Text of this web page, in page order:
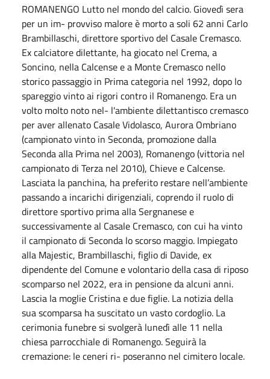
ROMANENGO Lutto nel mondo del calcio. Giovedì sera
per un im- provviso malore è morto a soli 62 anni Carlo
Brambillaschi, direttore sportivo del Casale Cremasco.
Ex calciatore dilettante, ha giocato nel Crema, a
Soncino, nella Calcense e a Monte Cremasco nello
storico passaggio in Prima categoria nel 1992, dopo lo
spareggio vinto ai rigori contro il Romanengo. Era un
volto molto noto nel- l'ambiente dilettantisco cremasco
per aver allenato Casale Vidolasco, Aurora Ombriano
(campionato vinto in Seconda, promozione dalla
Seconda alla Prima nel 2003), Romanengo (vittoria nel
campionato di Terza nel 2010), Chieve e Calcense.
Lasciata la panchina, ha preferito restare nell’ambiente
passando a incarichi dirigenziali, coprendo il ruolo di
direttore sportivo prima alla Sergnanese e
successivamente al Casale Cremasco, con cui ha vinto
il campionato di Seconda lo scorso maggio. Impiegato
alla Majestic, Brambillaschi, figlio di Davide, ex
dipendente del Comune e volontario della casa di riposo
scomparso nel 2022, era in pensione da alcuni anni.
Lascia la moglie Cristina e due figlie. La notizia della
sua scomparsa ha suscitato un vasto cordoglio. La
cerimonia funebre si svolgerà lunedì alle 11 nella
chiesa parrocchiale di Romanengo. Seguirà la
cremazione: le ceneri ri- poseranno nel cimitero locale.